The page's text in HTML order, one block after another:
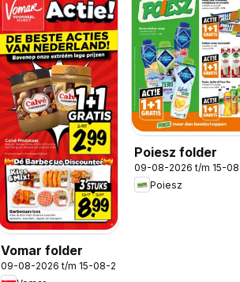
Vomar folder
09-08-2026 t/m 15-08-2026
Poiesz folder
09-08-2026 t/m 15-
Poiesz